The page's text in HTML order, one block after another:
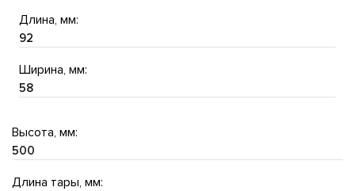
Длина, мм:
92
Ширина, мм:
58
Высота, мм:
500
Длина тары, мм: